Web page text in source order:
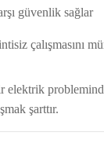
güvenlik sağlar
çalışmasını
elektrik
şarttır.